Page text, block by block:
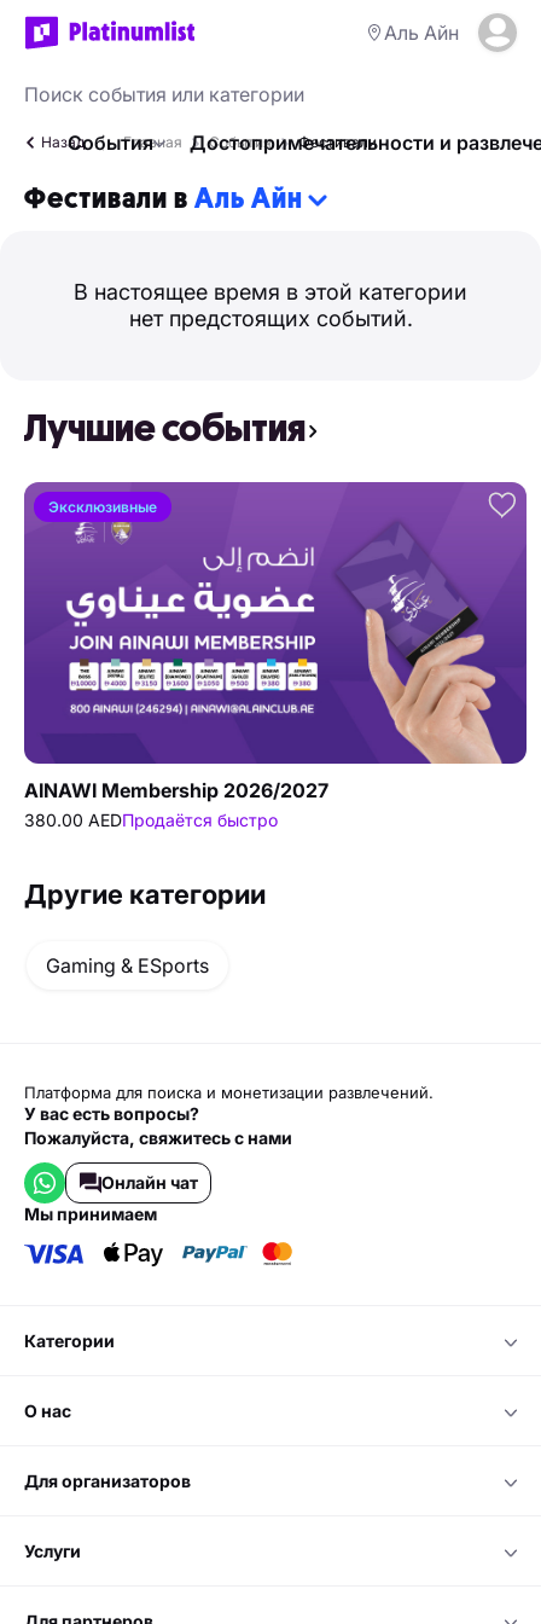
Аль Айн
События Достопримечательности и
Назад Главная События Фестивали
Фестивали в Аль Айн
В настоящее время в этой категории
нет предстоящих событий.
Лучшие события
Эксклюзивные
AINAWI Membership 2026/2027
380.00 AEDПродаётся быстро
Другие категории
Gaming & ESports
Платформа для поиска и монетизации развлечений.
У вас есть вопросы?
Пожалуйста, свяжитесь с нами
Онлайн чат
мы принимаем
категории
о нас
для организаторов
услуги